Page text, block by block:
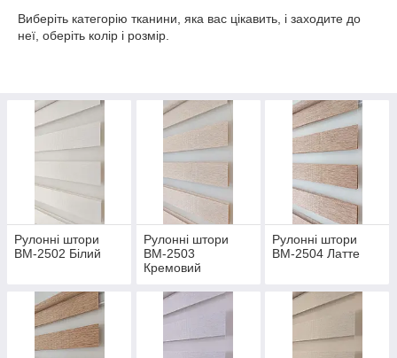
Виберіть категорію тканини, яка вас цікавить, і заходите до
неї, оберіть колір і розмір.
Рулонні штори
ВМ-2502 Білий
Рулонні штори
ВМ-2503
Кремовий
Рулонні штори
ВМ-2504 Латте